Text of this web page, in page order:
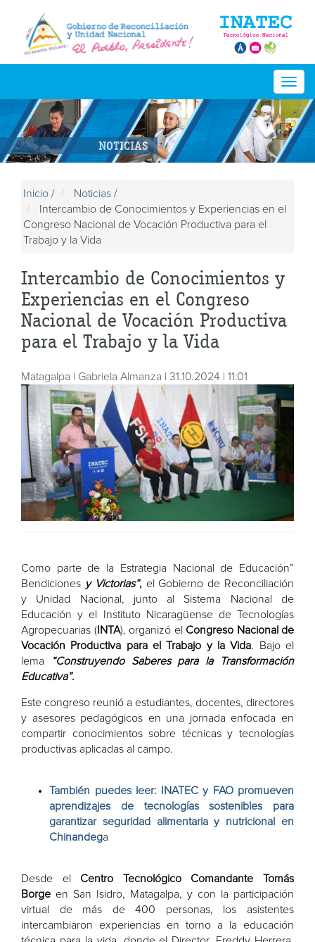
NOTICIAS
Inicio / Noticias /
Intercambio de Conocimientos y Experiencias en el
Congreso Nacional de Vocación Productiva para el
Trabajo y la Vida
Intercambio de Conocimientos y
Experiencias en el Congreso
Nacional de Vocación Productiva
para el Trabajo y la Vida
Matagalpa | Gabriela Almanza | 31.10.2024 | 11:01
Como parte de la Estrategia Nacional de Educación”
Bendiciones y Victorias”, el Gobierno de Reconciliación
y Unidad Nacional, junto al Sistema Nacional de
Educación y el Instituto Nicaragüense de Tecnologías
Agropecuarias (INTA), organizó el Congreso Nacional de
Vocación Productiva para el Trabajo y la Vida. Bajo el
lema
“Construyendo Saberes para la Transformación
Educativa”.
Este congreso reunió a estudiantes, docentes, directores
y asesores pedagógicos en una jornada enfocada en
compartir conocimientos sobre técnicas y tecnologías
productivas aplicadas al campo.
También puedes leer: INATEC y FAO promueven
aprendizajes de tecnologías sostenibles para
garantizar seguridad alimentaria y nutricional en
Chinandega
Desde el Centro Tecnológico Comandante Tomás
Borge en San Isidro, Matagalpa, y con la participación
virtual de más de 400 personas, los asistentes
intercambiaron experiencias en torno a la educación